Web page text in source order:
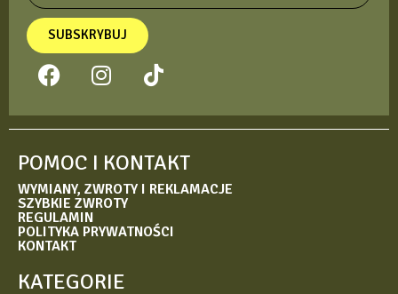
SUBSKRYBUJ
POMOC I KONTAKT
WYMIANY, ZWROTY I REKLAMACJE
SZYBKIE ZWROTY
REGULAMIN
POLITYKA PRYWATNOŚCI
KONTAKT
KATEGORIE